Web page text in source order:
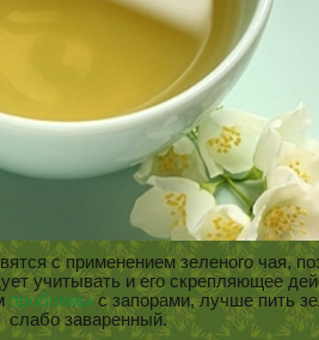
с применением зеленого чая,
учитывать и его скрепляющее
проблемыс запорами, лучше пить
слабо заваренный.